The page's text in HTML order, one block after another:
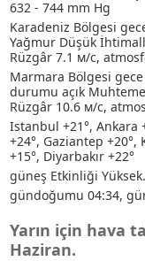
632 - 744 mm Hg
Karadeniz Bölgesi
Yağmur Düşük
Rüzgâr 7.1 м/с,
Marmara Bölgesi
durumu açık
Rüzgâr 10.6 м/с,
Istanbul +21°, Ankara
+24°, Gaziantep +20°,
+15°, Diyarbakır +22°
güneş Etkinliği Yüksek.
gündoğumu 04:34,
Yarın için hava
Haziran.